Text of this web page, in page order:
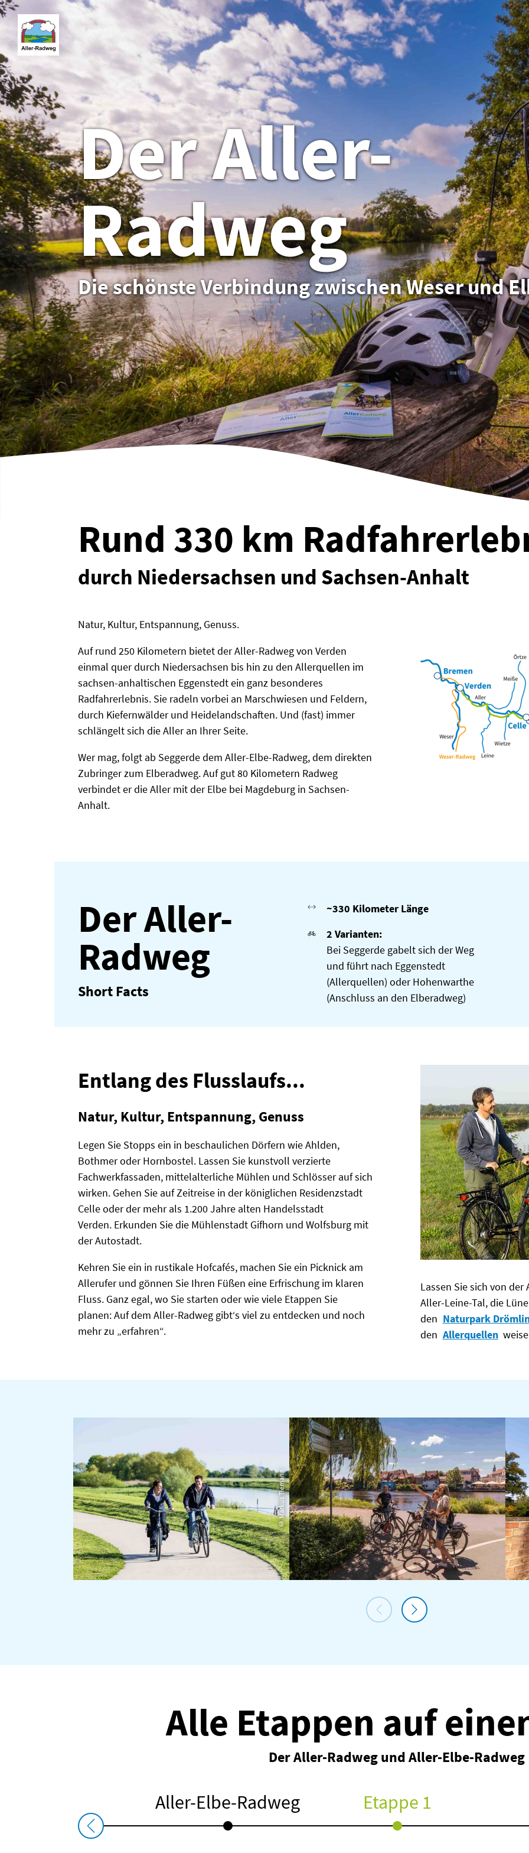
Der Aller-
Radweg
Die schönste Verbindung zwischen Weser und
Rund 330 km
durch Niedersachsen und Sachsen-Anhalt
Natur, Kultur, Entspannung, Genuss.
Auf rund 250 Kilometern bietet der Aller-Radweg von Verden
einmal quer durch Niedersachsen bis hin zu den Allerquellen im
sachsen-anhaltischen Eggenstedt ein ganz besonderes
Radfahrerlebnis. Sie radeln vorbei an Marschwiesen und Feldern,
durch Kiefernwälder und Heidelandschaften. Und (fast) immer
schlängelt sich die Aller an Ihrer Seite.
Wer mag, folgt ab Seggerde dem Aller-Elbe-Radweg, dem direkten
Zubringer zum Elberadweg. Auf gut 80 Kilometern Radweg
verbindet er die Aller mit der Elbe bei Magdeburg in Sachsen-
Anhalt.
Der Aller-
Radweg
Short Facts
~330 Kilometer Länge
2 Varianten:
Bei Seggerde gabelt sich der Weg
und führt nach Eggenstedt
(Allerquellen) oder Hohenwarthe
(Anschluss an den Elberadweg)
Entlang des Flusslaufs...
Natur, Kultur, Entspannung, Genuss
Legen Sie Stopps ein in beschaulichen Dörfern wie Ahlden,
Bothmer oder Hornbostel. Lassen Sie kunstvoll verzierte
Fachwerkfassaden, mittelalterliche Mühlen und Schlösser auf sich
wirken. Gehen Sie auf Zeitreise in der königlichen Residenzstadt
Celle oder der mehr als 1.200 Jahre alten Handelsstadt
Verden. Erkunden Sie die Mühlenstadt Gifhorn und Wolfsburg mit
der Autostadt.
Kehren Sie ein in rustikale Hofcafés, machen Sie ein Picknick am
Allerufer und gönnen Sie Ihren Füßen eine Erfrischung im klaren
Fluss. Ganz egal, wo Sie starten oder wie viele Etappen Sie
planen: Auf dem Aller-Radweg gibt‘s viel zu entdecken und noch
mehr zu „erfahren“.
Lassen Sie sich von
Aller-Leine-Tal, die
den Naturpark
den Allerquellen
© Markus Tiemann
Alle Etappen auf
Der Aller-Radweg und Aller-Elbe-Radweg
Aller-Elbe-Radweg Etappe 1